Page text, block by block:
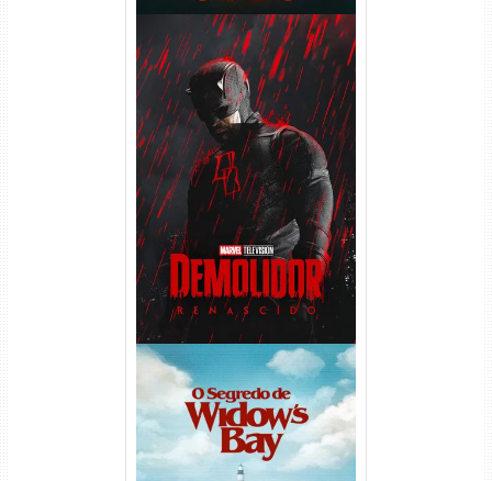
Demolidor: Renascido 2ª
Temporada (2026) WEB-DL
1080p Dual Áudio